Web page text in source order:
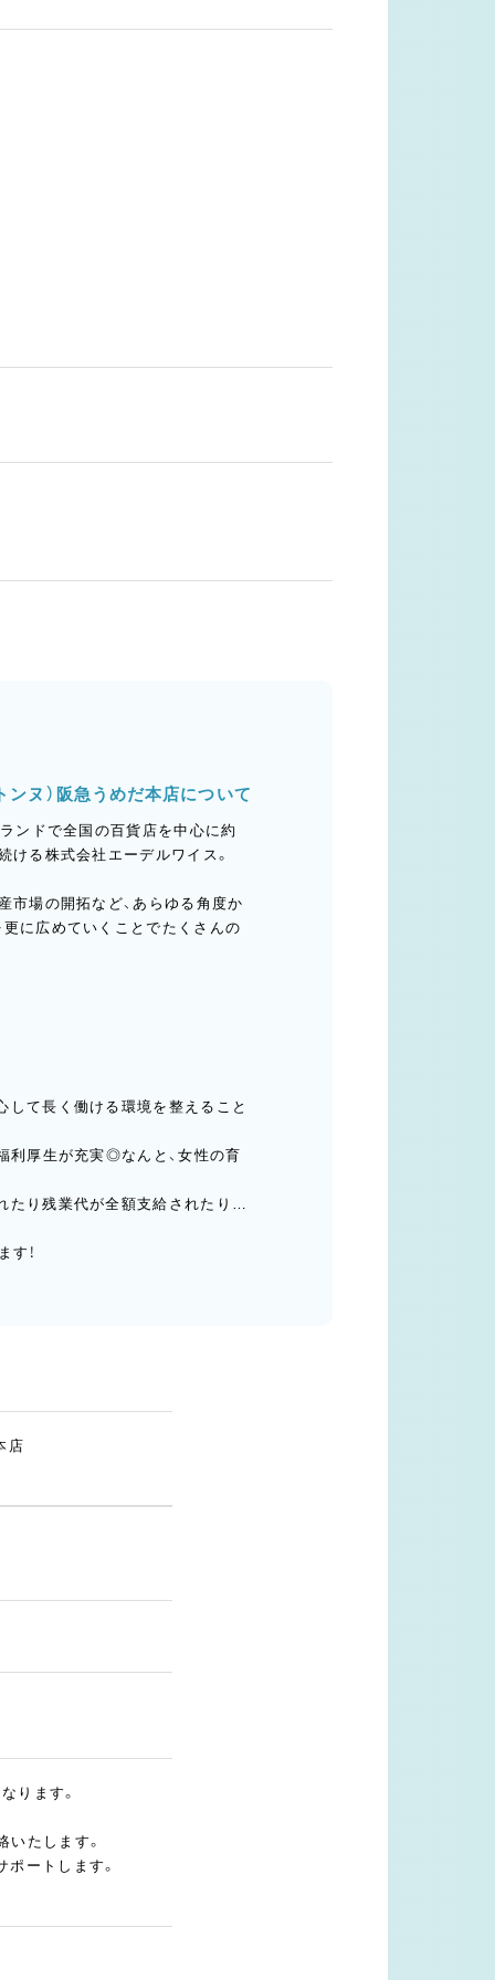
ヌ）阪急うめだ本店について
ンドで全国の百貨店を中心に約
ける株式会社エーデルワイス。
市場の開拓など、あらゆる角度か
更に広めていくことでたくさんの
して長く働ける環境を整えること
利厚生が充実◎なんと、女性の育
たり残業代が全額支給されたり…
！
店
ります。
たします。
ートします。